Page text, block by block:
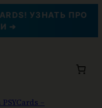
УЗНАТЬ ПРО
➔
–